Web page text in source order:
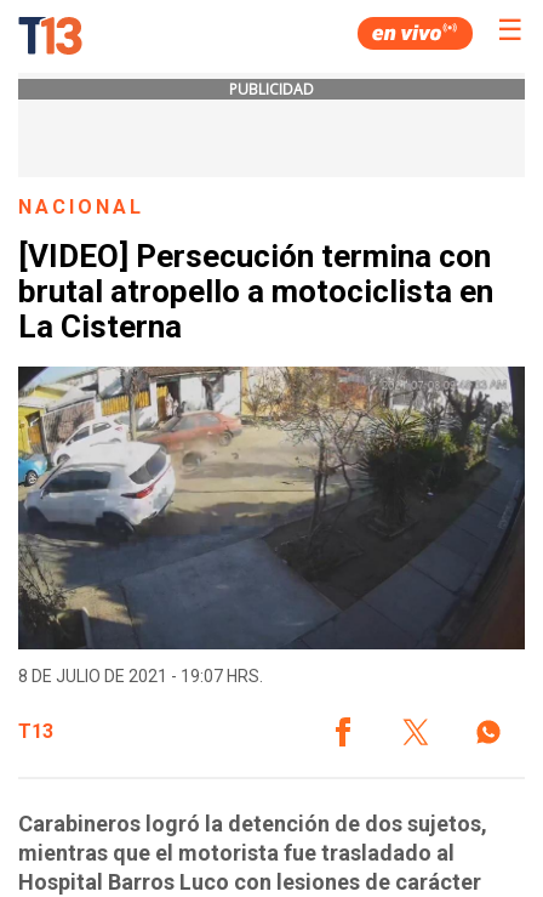
☰
PUBLICIDAD
NACIONAL
[VIDEO] Persecución termina con
brutal atropello a motociclista en
La Cisterna
8 DE JULIO DE 2021 - 19:07 HRS.
T13
Carabineros logró la detención de dos sujetos,
mientras que el motorista fue trasladado al
Hospital Barros Luco con lesiones de carácter